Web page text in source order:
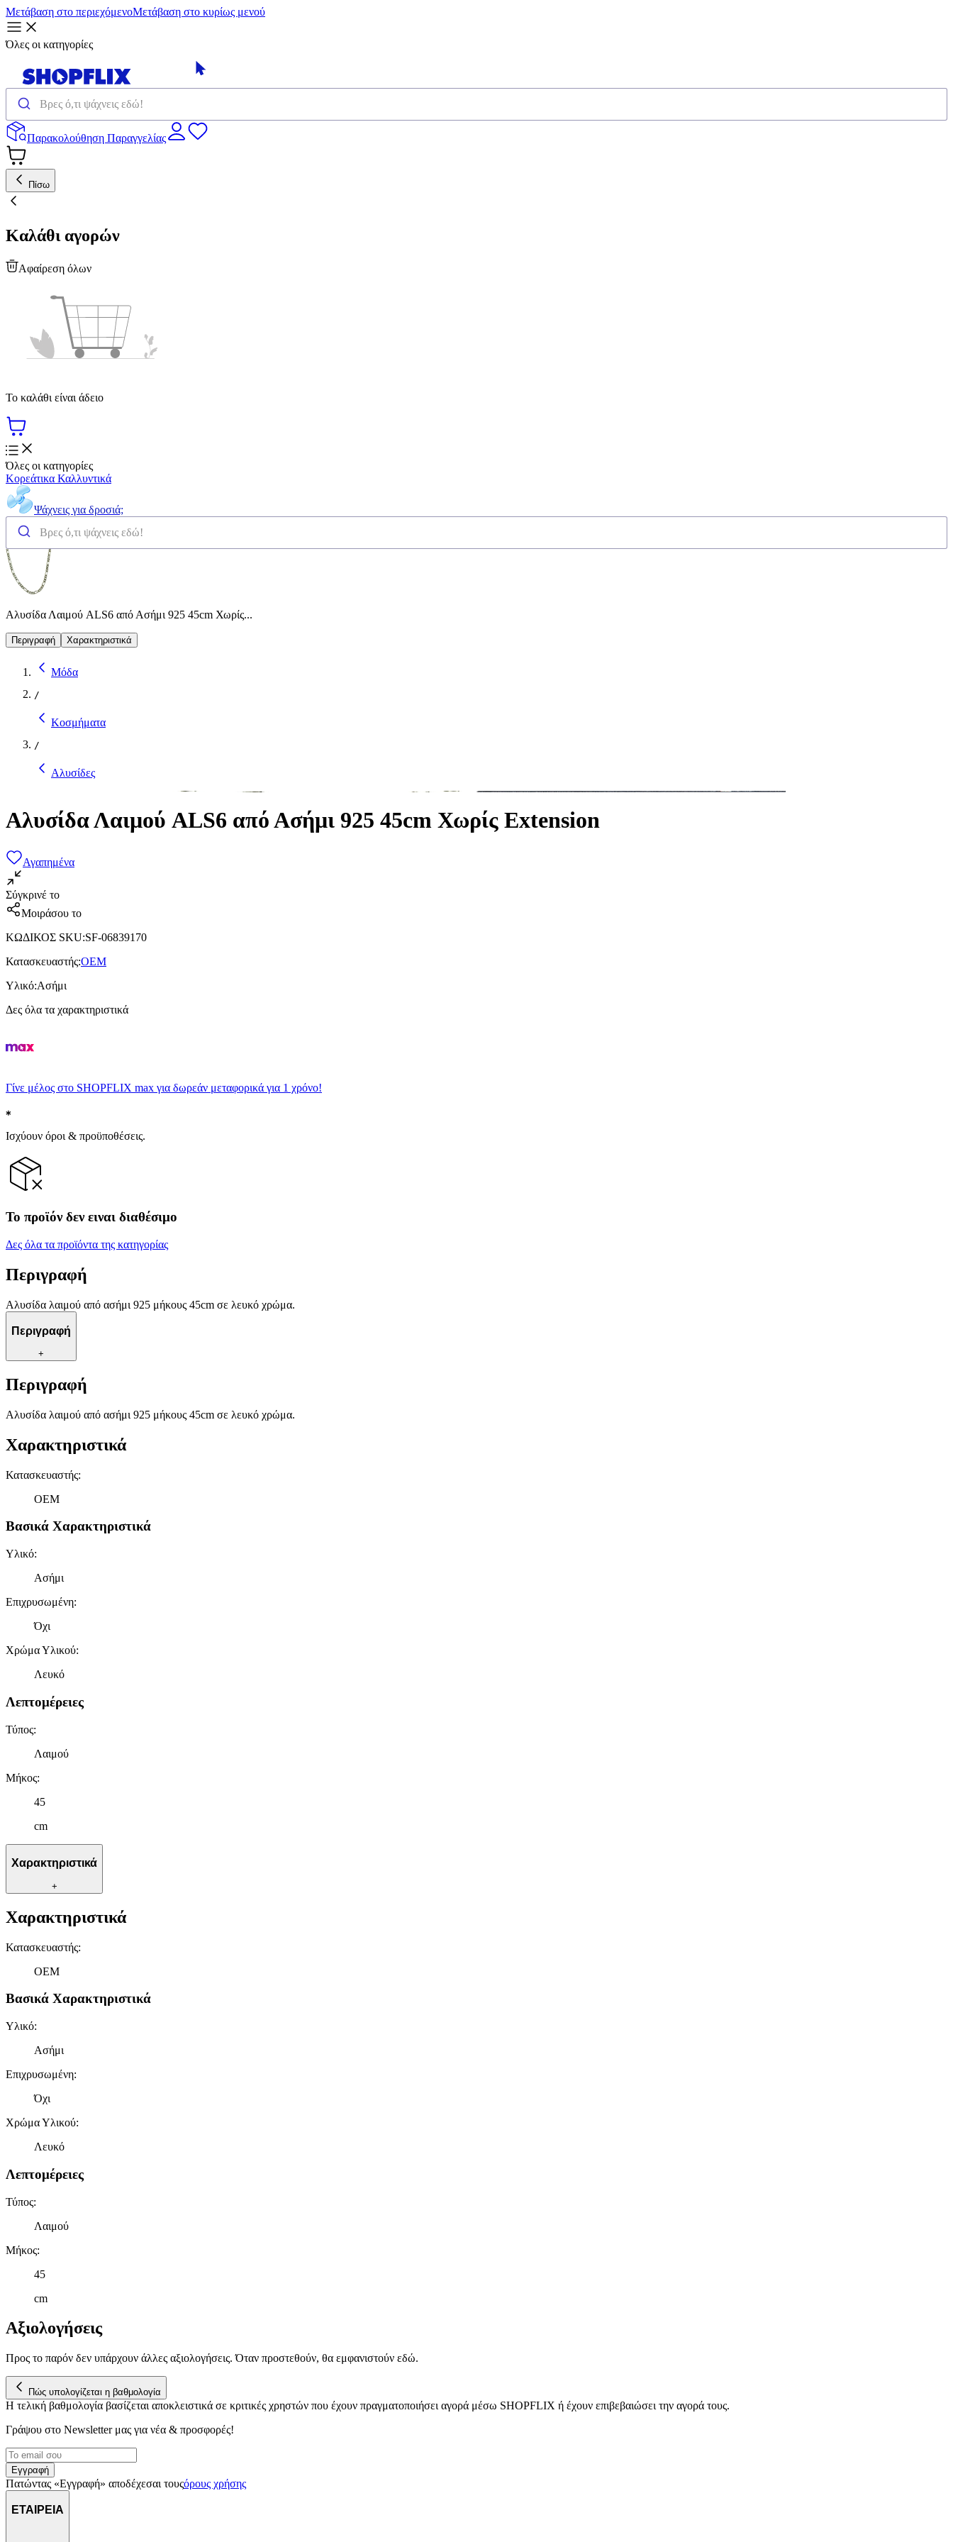
Μετάβαση στο περιεχόμενοΜετάβαση στο κυρίως μενού
Όλες οι κατηγορίες
Παρακολούθηση Παραγγελίας
Πίσω
Καλάθι αγορών
Αφαίρεση όλων
Το καλάθι είναι άδειο
Όλες οι κατηγορίες
Κορεάτικα Καλλυντικά
Ψάχνεις για δροσιά;
Αλυσίδα Λαιμού ALS6 από Ασήμι 925 45cm Χωρίς...
Περιγραφή Χαρακτηριστικά
Μόδα
/
Κοσμήματα
/
Αλυσίδες
Αλυσίδα Λαιμού ALS6 από Ασήμι 925 45cm Χωρίς Extension
Αγαπημένα
Σύγκρινέ το
Μοιράσου το
ΚΩΔΙΚΟΣ SKU:SF-06839170
Κατασκευαστής:OEM
Υλικό:Ασήμι
Δες όλα τα χαρακτηριστικά
Γίνε μέλος στο SHOPFLIX max για δωρεάν μεταφορικά για 1 χρόνο!
Ισχύουν όροι & προϋποθέσεις.
Το προϊόν δεν ειναι διαθέσιμο
Δες όλα τα προϊόντα της κατηγορίας
Περιγραφή
Αλυσίδα λαιμού από ασήμι 925 μήκους 45cm σε λευκό χρώμα.
Περιγραφή
+
Περιγραφή
Αλυσίδα λαιμού από ασήμι 925 μήκους 45cm σε λευκό χρώμα.
Χαρακτηριστικά
Κατασκευαστής:
OEM
Βασικά Χαρακτηριστικά
Υλικό:
Ασήμι
Επιχρυσωμένη:
Όχι
Χρώμα Υλικού:
Λευκό
Λεπτομέρειες
Τύπος:
Λαιμού
Μήκος:
45
cm
Χαρακτηριστικά
+
Χαρακτηριστικά
Κατασκευαστής:
OEM
Βασικά Χαρακτηριστικά
Υλικό:
Ασήμι
Επιχρυσωμένη:
Όχι
Χρώμα Υλικού:
Λευκό
Λεπτομέρειες
Τύπος:
Λαιμού
Μήκος:
45
cm
Αξιολογήσεις
Προς το παρόν δεν υπάρχουν άλλες αξιολογήσεις. Όταν προστεθούν, θα εμφανιστούν εδώ.
Πώς υπολογίζεται η βαθμολογία
Η τελική βαθμολογία βασίζεται αποκλειστικά σε κριτικές χρηστών που έχουν πραγματοποιήσει αγορά μέσω SHOPFLIX ή έχουν επιβεβαιώσει την αγορά τους.
Γράψου στο Νewsletter μας για νέα & προσφορές!
Εγγραφή
Πατώντας «Εγγραφή» αποδέχεσαι τουςόρους χρήσης
ΕΤΑΙΡΕΙΑ